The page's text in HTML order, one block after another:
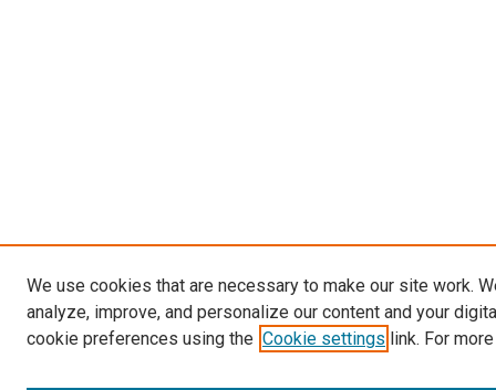
We use cookies that are necessary to make our site work.
analyze, improve, and personalize our content and your
cookie preferences using the Cookie settings link. For